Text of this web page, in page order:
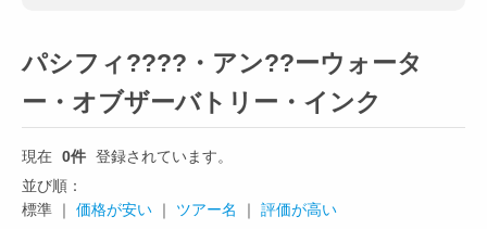
パシフィ????・アン??ーウォータ
ー・オブザーバトリー・インク
現在 0件 登録されています。
並び順：
標準 ｜ 価格が安い ｜ ツアー名 ｜ 評価が高い